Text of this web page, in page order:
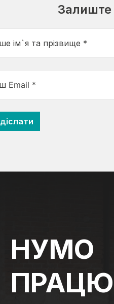
Залиште
ім`я та прізвище *
Email *
НУМО